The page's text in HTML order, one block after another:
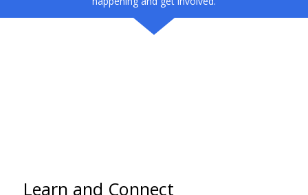
Learn and Connect